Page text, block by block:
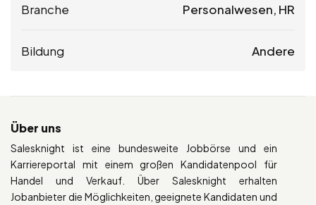
Branche Personalwesen, HR
Bildung Andere
Über uns
Salesknight ist eine bundesweite Jobbörse und ein
Karriereportal mit einem großen Kandidatenpool für
Handel und Verkauf. Über Salesknight erhalten
Jobanbieter die Möglichkeiten, geeignete Kandidaten und